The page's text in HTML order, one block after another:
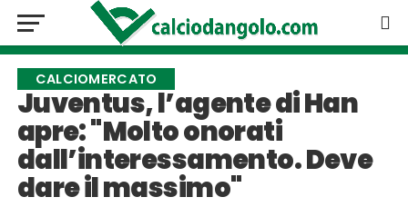
CALCIOMERCATO
Juventus, l’agente di Han
apre: "Molto onorati
dall’interessamento. Deve
dare il massimo"